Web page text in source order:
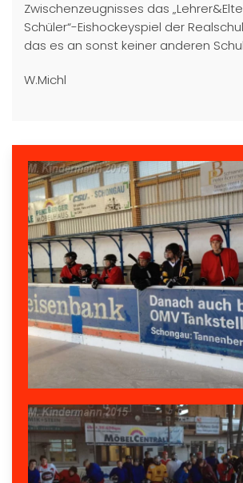
Zwischenzeugnisses das
Schüler“-Eishockeyspiel der
das es an sonst keiner anderen
W.Michl